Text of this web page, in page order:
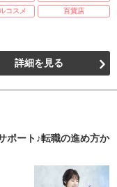
コスメ 百貨店
詳細を見る
ポート♪転職の進め方か